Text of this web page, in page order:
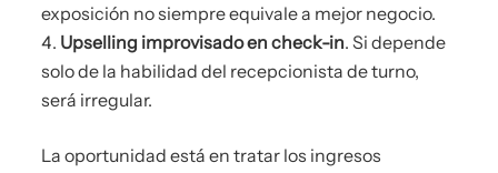
exposición no siempre equivale a mejor negocio.
Upselling improvisado en check-in. Si depende
solo de la habilidad del recepcionista de turno,
será irregular.
La oportunidad está en tratar los ingresos